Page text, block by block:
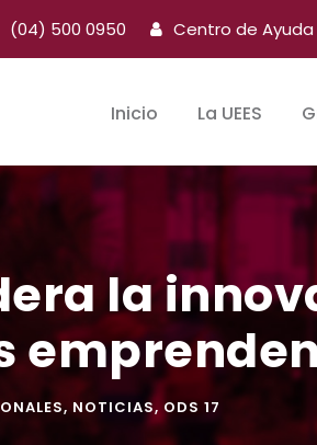
(04) 500 0950 Centro de Ayuda
Inicio La UEES
la
, NOTICIAS, ODS 17